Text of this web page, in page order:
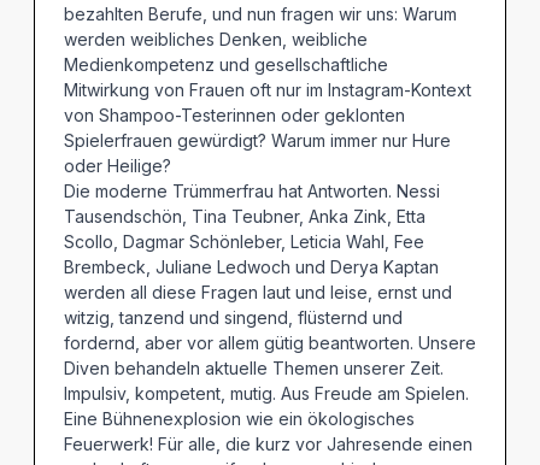
bezahlten Berufe, und nun fragen wir uns: Warum
werden weibliches Denken, weibliche
Medienkompetenz und gesellschaftliche
Mitwirkung von Frauen oft nur im Instagram-Kontext
von Shampoo-Testerinnen oder geklonten
Spielerfrauen gewürdigt? Warum immer nur Hure
oder Heilige?
Die moderne Trümmerfrau hat Antworten. Nessi
Tausendschön, Tina Teubner, Anka Zink, Etta
Scollo, Dagmar Schönleber, Leticia Wahl, Fee
Brembeck, Juliane Ledwoch und Derya Kaptan
werden all diese Fragen laut und leise, ernst und
witzig, tanzend und singend, flüsternd und
fordernd, aber vor allem gütig beantworten. Unsere
Diven behandeln aktuelle Themen unserer Zeit.
Impulsiv, kompetent, mutig. Aus Freude am Spielen.
Eine Bühnenexplosion wie ein ökologisches
Feuerwerk! Für alle, die kurz vor Jahresende einen